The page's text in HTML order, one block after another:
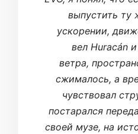
выпустить ту
ускорении,
вел Huracán
ветра,
сжималось, а
чувствовал
постарался
своей музе, на